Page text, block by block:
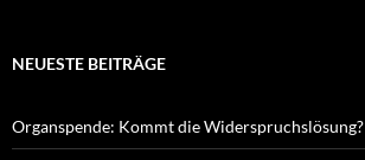
NEUESTE BEITRÄGE
Organspende: Kommt die Widerspruchslösung?